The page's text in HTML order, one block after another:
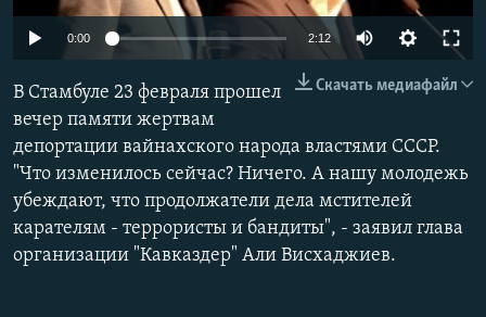
РАСПИСАНИЕ ВЕЩАНИЯ
ПОДПИШИТЕСЬ НА РАССЫЛКУ
СОЦИАЛЬНЫЕ СЕТИ
Все сайты РСЕ/РС
0:00 2:12
Скачать медиафайл
В Стамбуле 23 февраля прошел
вечер памяти жертвам
депортации вайнахского народа властями СССР.
"Что изменилось сейчас? Ничего. А нашу молодежь
убеждают, что продолжатели дела мстителей
карателям - террористы и бандиты", - заявил глава
организации "Кавказдер" Али Висхаджиев.